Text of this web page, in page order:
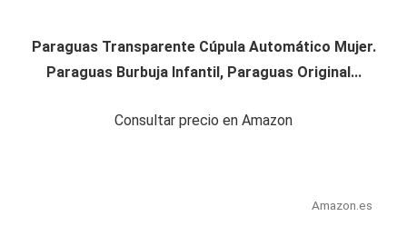
Paraguas Transparente Cúpula Automático Mujer.
Paraguas Burbuja Infantil, Paraguas Original...
Consultar precio en Amazon
Amazon.es